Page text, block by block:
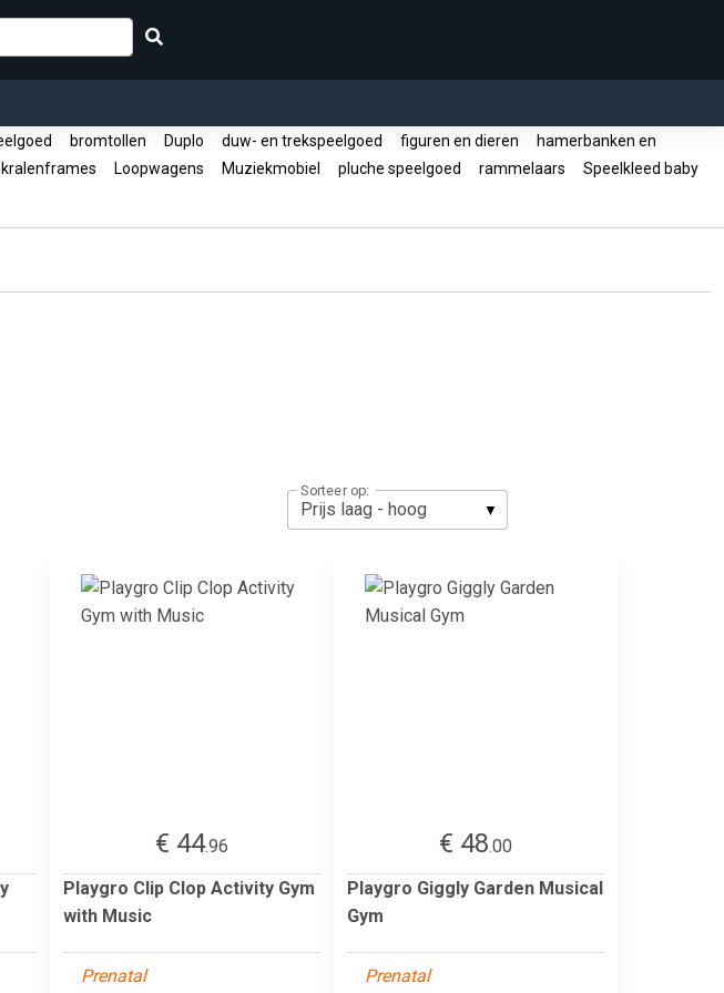
bromtollen Duplo duw- en trekspeelgoed figuren en dieren
hamerbanken en
kralenframes Loopwagens Muziekmobiel pluche speelgoed rammelaars
Speelkleed baby
Sorteer op:
€ 44.96
Playgro Clip Clop Activity Gym
with Music
Prenatal
€ 48.00
Playgro Giggly Garden Musical
Gym
Prenatal